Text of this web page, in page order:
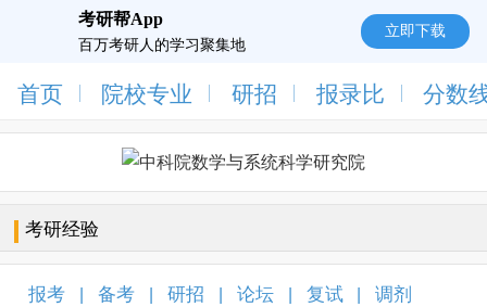
考研帮App
百万考研人的学习聚集地
立即下载
首页 院校专业 研招 报录比 分数
考研经验
报考 备考 研招 论坛 复试 调剂